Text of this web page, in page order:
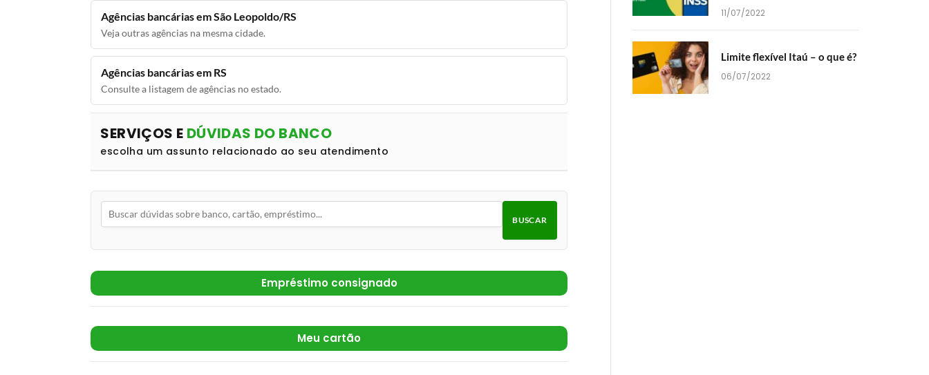
Agências bancárias em São Leopoldo/RS
Veja outras agências na mesma cidade.
Agências bancárias em RS
Consulte a listagem de agências no estado.
SERVIÇOS E DÚVIDAS DO BANCO
escolha um assunto relacionado ao seu atendimento
BUSCAR
Empréstimo consignado
Meu cartão
11/07/2022
Limite flexível Itaú – o que é?
06/07/2022